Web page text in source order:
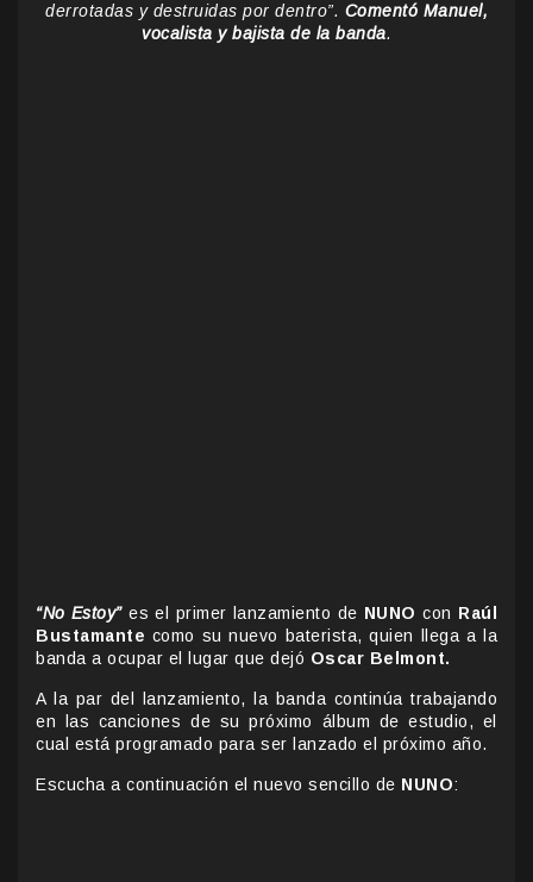
derrotadas y destruidas por dentro”. Comentó Manuel,
vocalista y bajista de la banda.
“No Estoy”es el primer lanzamiento de NUNO con Raúl
Bustamante como su nuevo baterista, quien llega a la
banda a ocupar el lugar que dejó Oscar Belmont.
A la par del lanzamiento, la banda continúa trabajando
en las canciones de su próximo álbum de estudio, el
cual está programado para ser lanzado el próximo año.
Escucha a continuación el nuevo sencillo de NUNO: